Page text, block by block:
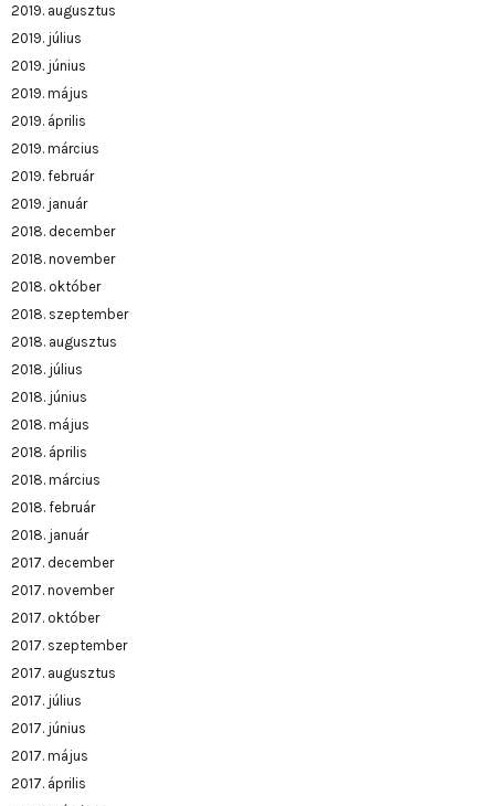
2019. augusztus
2019. július
2019. június
2019. május
2019. április
2019. március
2019. február
2019. január
2018. december
2018. november
2018. október
2018. szeptember
2018. augusztus
2018. július
2018. június
2018. május
2018. április
2018. március
2018. február
2018. január
2017. december
2017. november
2017. október
2017. szeptember
2017. augusztus
2017. július
2017. június
2017. május
2017. április